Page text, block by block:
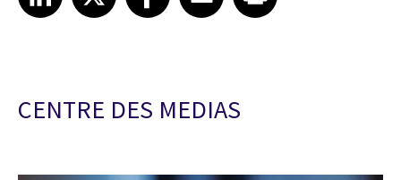
CENTRE DES MEDIAS